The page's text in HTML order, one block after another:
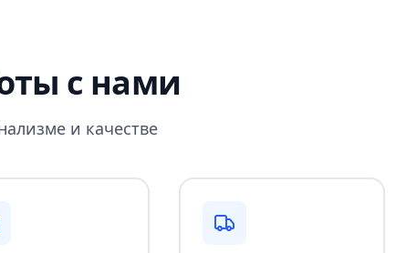
с нами
и качестве